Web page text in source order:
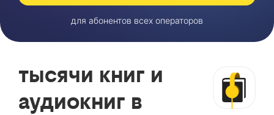
для абонентов всех операторов
тысячи книг и
аудиокниг в